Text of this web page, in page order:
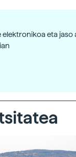
elektronikoa eta